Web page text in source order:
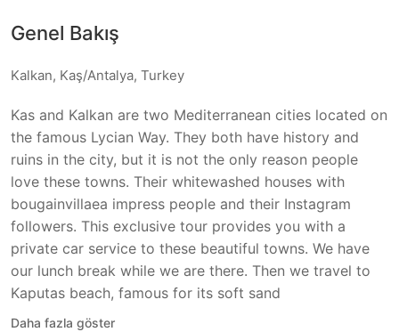
Genel Bakış
Kalkan, Kaş/Antalya, Turkey
Kas and Kalkan are two Mediterranean cities located on
the famous Lycian Way. They both have history and
ruins in the city, but it is not the only reason people
love these towns. Their whitewashed houses with
bougainvillaea impress people and their Instagram
followers. This exclusive tour provides you with a
private car service to these beautiful towns. We have
our lunch break while we are there. Then we travel to
Kaputas beach, famous for its soft sand
Daha fazla göster